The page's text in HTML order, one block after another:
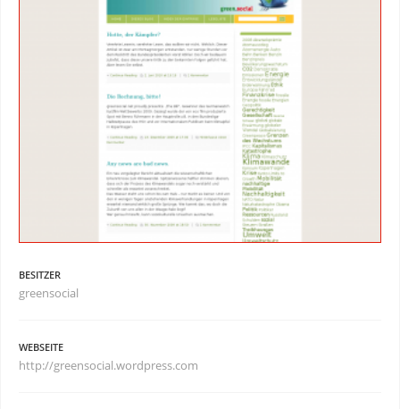
BESITZER
greensocial
WEBSEITE
http://greensocial.wordpress.com